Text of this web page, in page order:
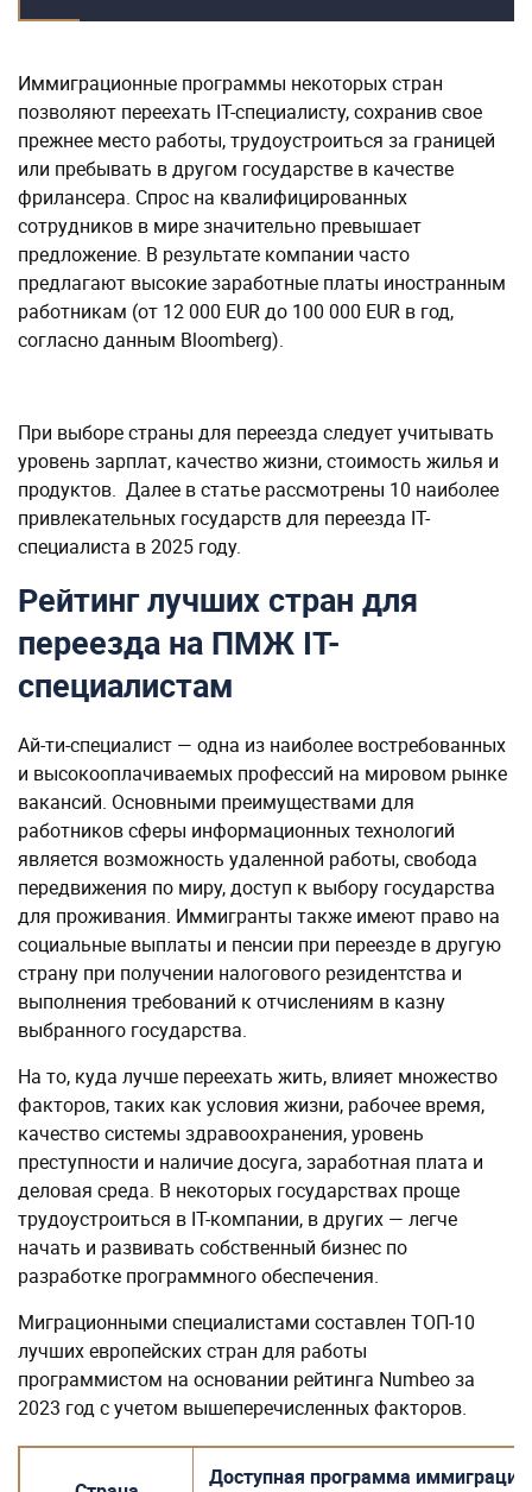
Иммиграционные программы некоторых стран
позволяют переехать IT-специалисту, сохранив свое
прежнее место работы, трудоустроиться за границей
или пребывать в другом государстве в качестве
фрилансера. Спрос на квалифицированных
сотрудников в мире значительно превышает
предложение. В результате компании часто
предлагают высокие заработные платы иностранным
работникам (от 12 000 EUR до 100 000 EUR в год,
согласно данным Bloomberg).
При выборе страны для переезда следует учитывать
уровень зарплат, качество жизни, стоимость жилья и
продуктов. Далее в статье рассмотрены 10 наиболее
привлекательных государств для переезда IT-
специалиста в 2025 году.
Рейтинг лучших стран для
переезда на ПМЖ IT-
специалистам
Ай-ти-специалист — одна из наиболее востребованных
и высокооплачиваемых профессий на мировом рынке
вакансий. Основными преимуществами для
работников сферы информационных технологий
является возможность удаленной работы, свобода
передвижения по миру, доступ к выбору государства
для проживания. Иммигранты также имеют право на
социальные выплаты и пенсии при переезде в другую
страну при получении налогового резидентства и
выполнения требований к отчислениям в казну
выбранного государства.
На то, куда лучше переехать жить, влияет множество
факторов, таких как условия жизни, рабочее время,
качество системы здравоохранения, уровень
преступности и наличие досуга, заработная плата и
деловая среда. В некоторых государствах проще
трудоустроиться в IT-компании, в других — легче
начать и развивать собственный бизнес по
разработке программного обеспечения.
Миграционными специалистами составлен ТОП-10
лучших европейских стран для работы
программистом на основании рейтинга Numbeo за
2023 год с учетом вышеперечисленных факторов.
Доступная программа иммиграции